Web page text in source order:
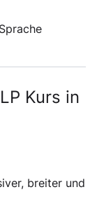
Kurs in
breiter und